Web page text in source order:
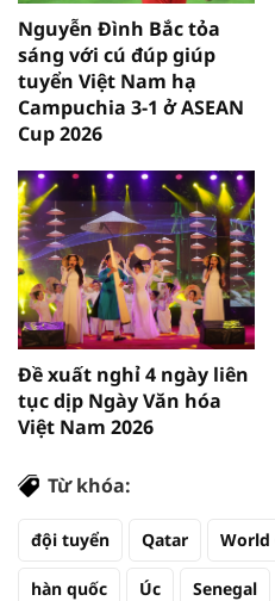
Nguyễn Đình Bắc tỏa
sáng với cú đúp giúp
tuyển Việt Nam hạ
Campuchia 3-1 ở ASEAN
Cup 2026
Đề xuất nghỉ 4 ngày liên
tục dịp Ngày Văn hóa
Việt Nam 2026
Từ khóa:
đội tuyển Qatar World
hàn quốc Úc Senegal